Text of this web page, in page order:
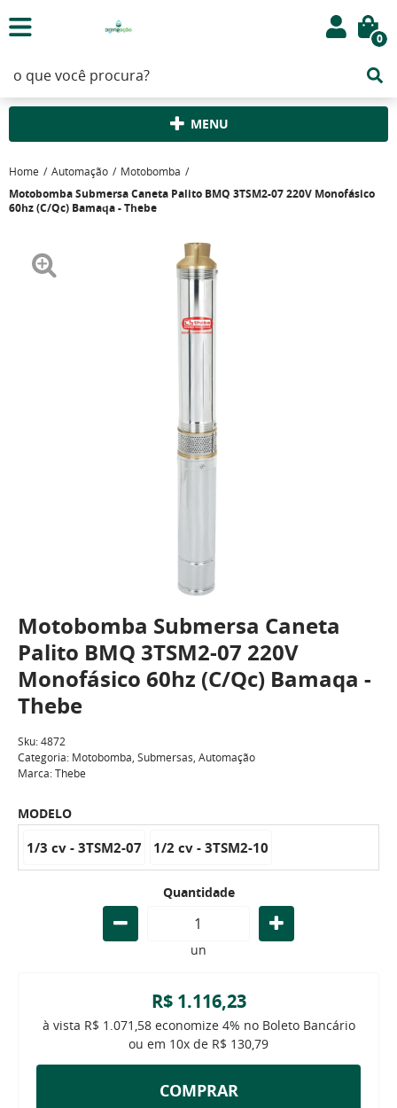
0
MENU
Home Automação Motobomba
Motobomba Submersa Caneta Palito BMQ 3TSM2-07 220V Monofásico
60hz (C/Qc) Bamaqa - Thebe
Motobomba Submersa Caneta
Palito BMQ 3TSM2-07 220V
Monofásico 60hz (C/Qc) Bamaqa -
Thebe
Sku:4872
Categoria: Motobomba, Submersas, Automação
Marca:Thebe
MODELO
1/3 cv - 3TSM2-07 1/2 cv - 3TSM2-10
Quantidade
un
R$ 1.116,23
à vista R$ 1.071,58economize 4% no Boleto Bancário
ou em 10x de R$ 130,79
COMPRAR